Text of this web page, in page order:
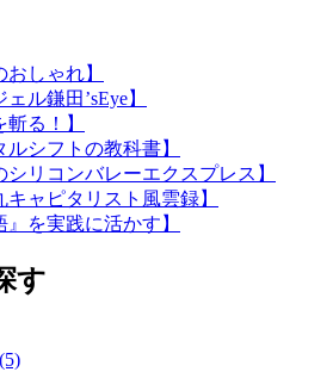
しゃれ】
ル鎌田’sEye】
る！】
シフトの教科書】
リコンバレーエクスプレス】
ャピタリスト風雲録】
を実践に活かす】
す